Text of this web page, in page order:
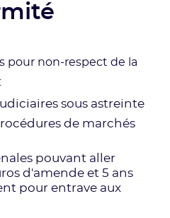
pour non-respect de la
sous astreinte
de marchés
pouvant aller
d'amende et 5 ans
pour entrave aux